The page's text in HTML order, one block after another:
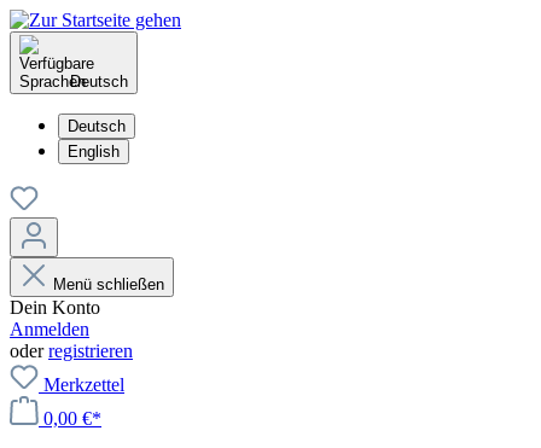
Deutsch
Deutsch
English
Menü schließen
Dein Konto
Anmelden
oderregistrieren
Merkzettel
0,00 €*